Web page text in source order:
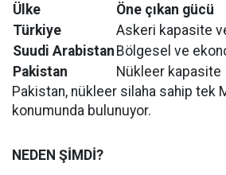
Ülke
Öne çıkan gücü
Türkiye
Askeri kapasite
Suudi Arabistan Bölgesel ve
Pakistan
Nükleer kapasite
Pakistan, nükleer silaha sahip tek
konumunda bulunuyor.
NEDEN ŞİMDİ?